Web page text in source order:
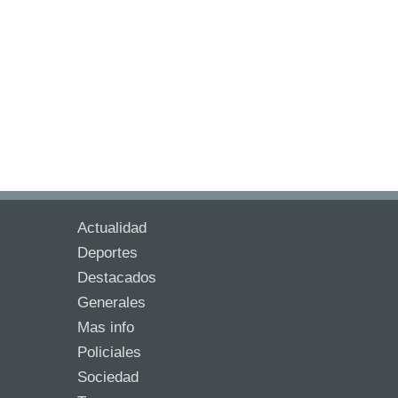
Actualidad
Deportes
Destacados
Generales
Mas info
Policiales
Sociedad